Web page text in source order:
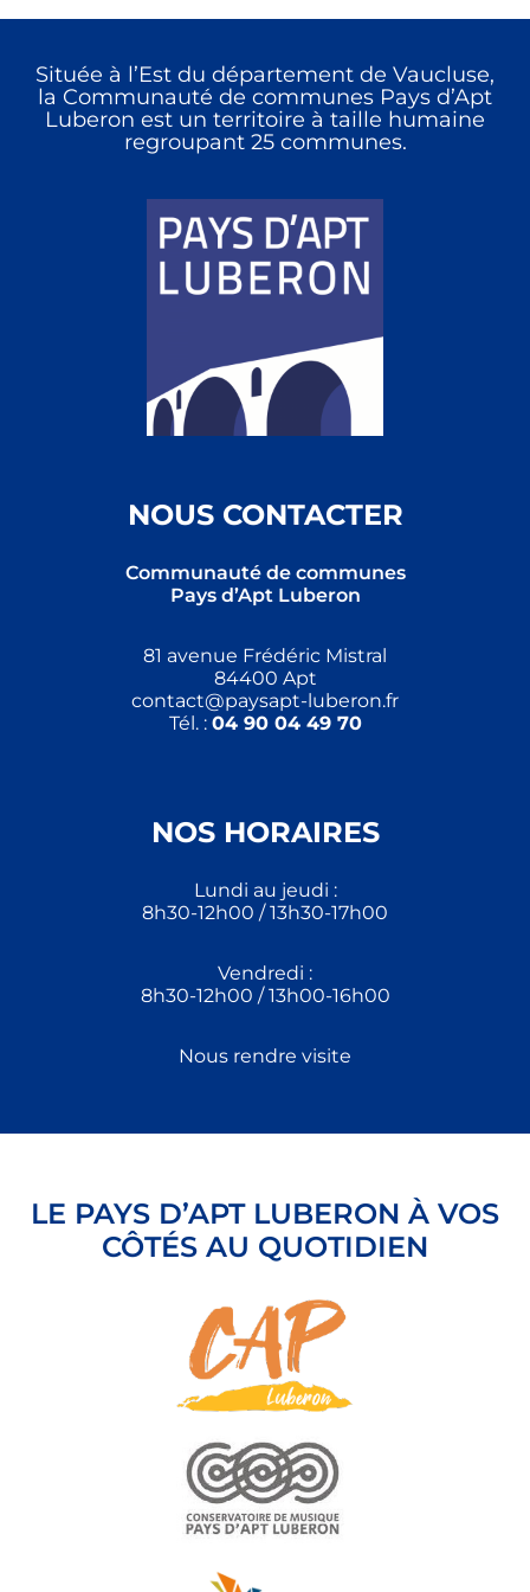
Située à l’Est du département de Vaucluse,
la Communauté de communes Pays d’Apt
Luberon est un territoire à taille humaine
regroupant 25 communes.
NOUS CONTACTER
Communauté de communes
Pays d’Apt Luberon
81 avenue Frédéric Mistral
84400 Apt
contact@paysapt-luberon.fr
Tél. : 04 90 04 49 70
NOS HORAIRES
Lundi au jeudi :
8h30-12h00 / 13h30-17h00
Vendredi :
8h30-12h00 / 13h00-16h00
Nous rendre visite
LE PAYS D’APT LUBERON À VOS
CÔTÉS AU QUOTIDIEN